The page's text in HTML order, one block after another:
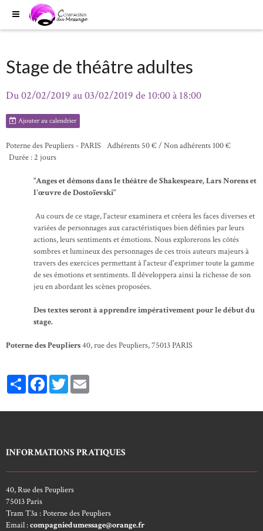
Stage de théâtre adultes
Du 02/02/2019 au 03/02/2019 de 10:00à 18:00
Ajouter au calendrier
Poterne des Peupliers - PARIS Adhérents 50 € / Non adhérents 100 €
Durée : 2 jours
"Anges et démons dans le théâtre de Shakespeare, Lars Norens et
l'œuvre de Dostoïevski"
Au cours de ce stage, l'acteur examinera et créera les faces diverses et
variées de personnages aux caractéristiques bien définies par leurs
actions, leurs sentiments et émotions. Nous explorerons les côtés
sombres et lumineux des personnages de ces trois auteurs majeurs à
travers des exercices permettant à l'acteur d'exprimer toute la gamme
de ses émotions et sentiments. Il développera ainsi la richesse de son
jeu en abordant les scènes proposées.
Des textes seront à apprendre impérativement pour le début du
stage.
Poterne des Peupliers40, rue des Peupliers, 75013 PARIS
PartagerFacebookTwitter
INFORMATIONS PRATIQUES
40, Rue des Peupliers
75013 Paris
Tram T3a : Poterne des Peupliers
Email :compagniedumessage@orange.fr